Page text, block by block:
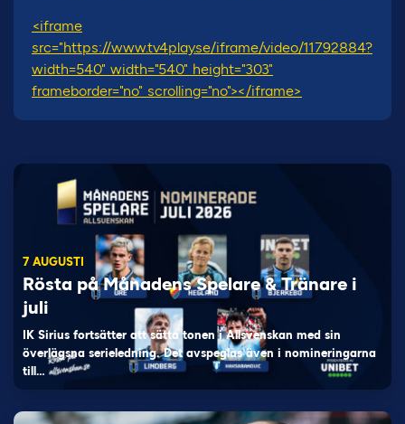
<iframe
src="https://www.tv4play.se/iframe/video/11792884?
width=540" width="540" height="303"
frameborder="no" scrolling="no"></iframe>
7 AUGUSTI
Rösta på Månadens Spelare & Tränare i
juli
IK Sirius fortsätter att sätta tonen i Allsvenskan med sin
överlägsna serieledning. Det avspeglas även i nomineringarna
till…